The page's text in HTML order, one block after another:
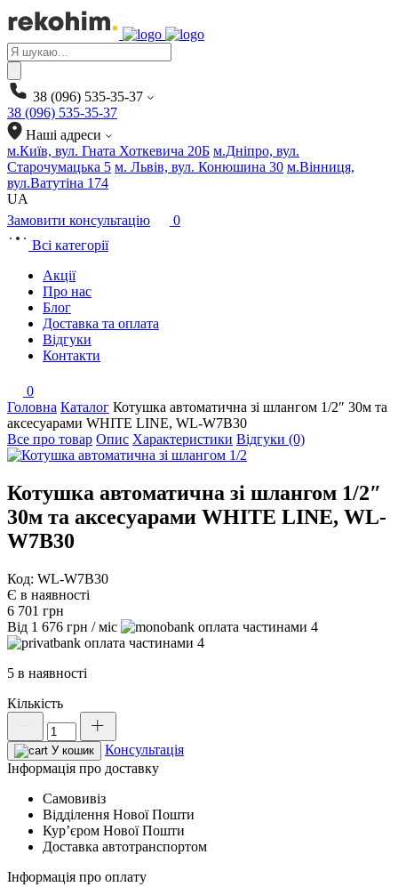
Products
search
38 (096) 535-35-37
38 (096) 535-35-37
Наші адреси
м.Київ, вул. Гната Хоткевича 20Б м.Дніпро, вул.
Старочумацька 5 м. Львів, вул. Конюшина 30 м.Вінниця,
вул.Ватутіна 174
UA
Замовити консультацію
0
Всі категорії
Акції
Про нас
Блог
Доставка та оплата
Відгуки
Контакти
0
Головна Каталог Котушка автоматична зі шлангом 1/2″ 30м та
аксесуарами WHITE LINE, WL-W7B30
Все про товар Опис Характеристики Відгуки (0)
Котушка автоматична зі шлангом 1/2″
30м та аксесуарами WHITE LINE, WL-
W7B30
Код: WL-W7B30
Є в наявності
6 701 грн
Від 1 676 грн / міс
4
4
5 в наявності
Кількість
Котушка
автоматична
зі
шлангом
30м
та
аксесуарами
WHITE
WL-
У кошик
Консультація
Інформація про доставку
Самовивіз
Відділення Нової Пошти
Курʼєром Нової Пошти
Доставка автотранспортом
Інформація про оплату